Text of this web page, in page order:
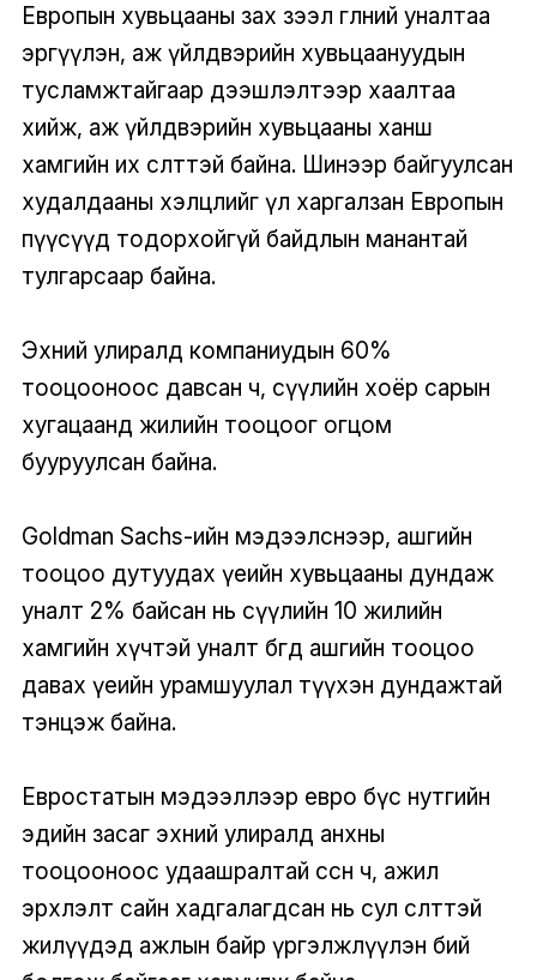
Европын хувьцааны зах зээл өглөөний уналтаа
эргүүлэн, аж үйлдвэрийн хувьцаануудын
тусламжтайгаар дээшлэлтээр хаалтаа
хийж, аж үйлдвэрийн хувьцааны ханш
хамгийн их өсөлттэй байна. Шинээр байгуулсан
худалдааны хэлцлийг үл харгалзан Европын
пүүсүүд тодорхойгүй байдлын манантай
тулгарсаар байна.
Эхний улиралд компаниудын 60%
тооцооноос давсан ч, сүүлийн хоёр сарын
хугацаанд жилийн тооцоог огцом
бууруулсан байна.
Goldman Sachs-ийн мэдээлснээр, ашгийн
тооцоо дутуудах үеийн хувьцааны дундаж
уналт 2% байсан нь сүүлийн 10 жилийн
хамгийн хүчтэй уналт бөгөөд ашгийн тооцоо
давах үеийн урамшуулал түүхэн дундажтай
тэнцэж байна.
Евростатын мэдээллээр евро бүс нутгийн
эдийн засаг эхний улиралд анхны
тооцооноос удаашралтай өссөн ч, ажил
эрхлэлт сайн хадгалагдсан нь сул өсөлттэй
жилүүдэд ажлын байр үргэлжлүүлэн бий